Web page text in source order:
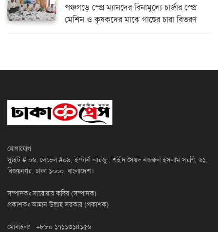
পঞ্চগড়ে স্প্রে ম্যানদের বিনামূল্যে চার্জার স্প্রে
মেশিন ও কৃষকদের মাঝে গাছের চারা বিতরণ
যোগাযোগ
স্যুইট # ০৬, লেভেল #০৯, ইস্টার্ন আরজু , শহীদ সৈয়দ নজরুল ইসলাম সরণি, ৬১,
বিজয়নগর, ঢাকা ১০০০, বাংলাদেশ।
সম্পাদকঃ সারোয়ার কবির (সম্পাদক)
প্রকাশকঃ আমান উল্লাহ সরকার (প্রকাশক)
মোবাইলঃ +৮৮০ ১৭১১৩১৪১৫৬